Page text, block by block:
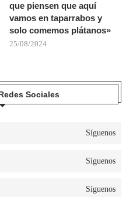
que piensen que aquí
vamos en taparrabos y
solo comemos plátanos»
25/08/2024
Sociales
Síguenos
Síguenos
Síguenos